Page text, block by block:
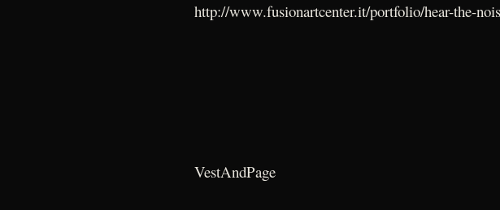
http://www.fusionartcenter.it/portfolio/hear-the-
VestAndPage